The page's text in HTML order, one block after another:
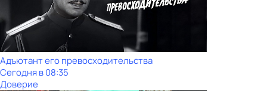
Адъютант его превосходительства
Сегодня в 08:35
Доверие